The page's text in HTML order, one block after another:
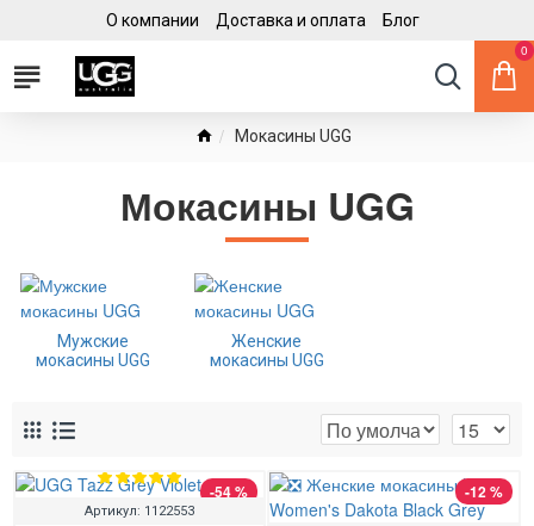
О компании Доставка и оплата Блог
0
Мокасины UGG
Мокасины UGG
Мужские
мокасины UGG
Женские
мокасины UGG
-54 %
Артикул: 1122553
-12 %